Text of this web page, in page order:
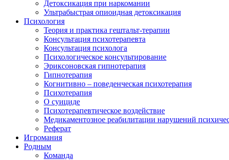
Детоксикация при наркомании
Ультрабыстрая опиоидная детоксикация
Психология
Теория и практика гештальт-терапии
Консультация психотерапевта
Консультация психолога
Психологическое консультирование
Эриксоновская гипнотерапия
Гипнотерапия
Когнитивно – поведенческая психотерапия
Психотерапия
О суициде
Психотерапевтическое воздействие
Медикаментозное реабилитации нарушений
Реферат
Игромания
Родным
Команда